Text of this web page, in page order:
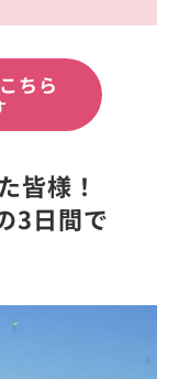
ちら
皆様！
3日間で